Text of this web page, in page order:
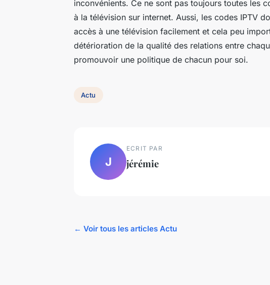
inconvénients. Ce ne sont pas toujours toutes les
à la télévision sur internet. Aussi, les codes IPTV
accès à une télévision facilement et cela peu
détérioration de la qualité des relations entre
promouvoir une politique de chacun pour soi.
Actu
J
ECRIT PAR
jérémie
← Voir tous les articles Actu